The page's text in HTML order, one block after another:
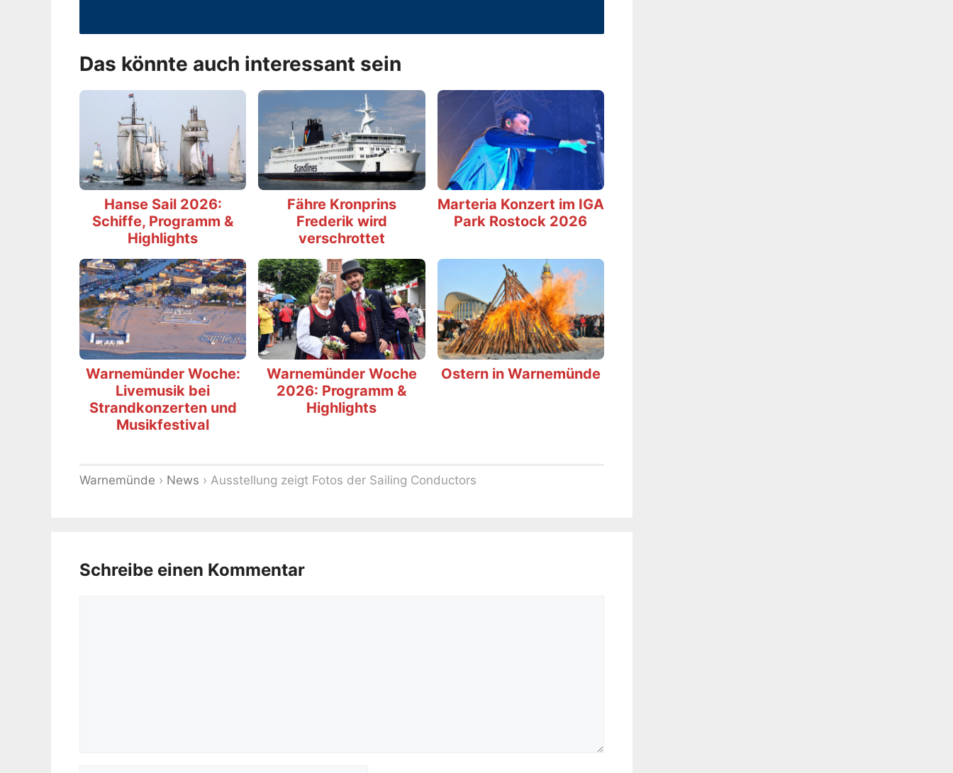
Das könnte auch interessant sein
Hanse Sail 2026:
Schiffe, Programm &
Highlights
Fähre Kronprins
Frederik wird
verschrottet
Marteria Konzert im IGA
Park Rostock 2026
Warnemünder Woche:
Livemusik bei
Strandkonzerten und
Musikfestival
Warnemünder Woche
2026: Programm &
Highlights
Ostern in Warnemünde
Warnemünde › News › Ausstellung zeigt Fotos der Sailing Conductors
Schreibe einen Kommentar